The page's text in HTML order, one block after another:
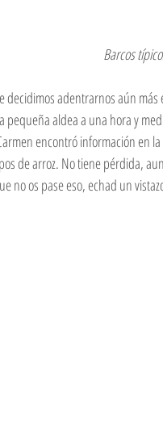
Barcos
decidimos adentrarnos aún
pequeña aldea a una hora y
encontró información en
de arroz. No tiene pérdida,
no os pase eso, echad un